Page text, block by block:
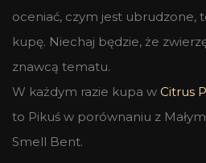
oceniać, czym jest ubrudzone,
kupę. Niechaj będzie, że
znawcą tematu.
W każdym razie kupa w Citrus
to Pikuś w porównaniu z
Smell Bent.